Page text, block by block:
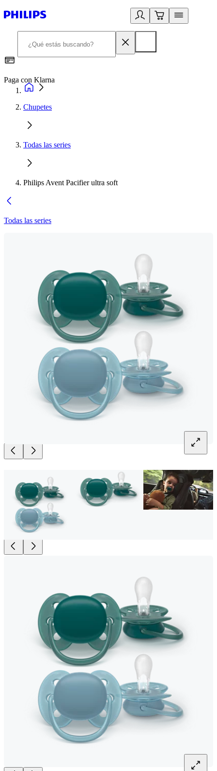
Paga con Klarna
Chupetes
Todas las series
Philips Avent Pacifier ultra soft
Todas las series